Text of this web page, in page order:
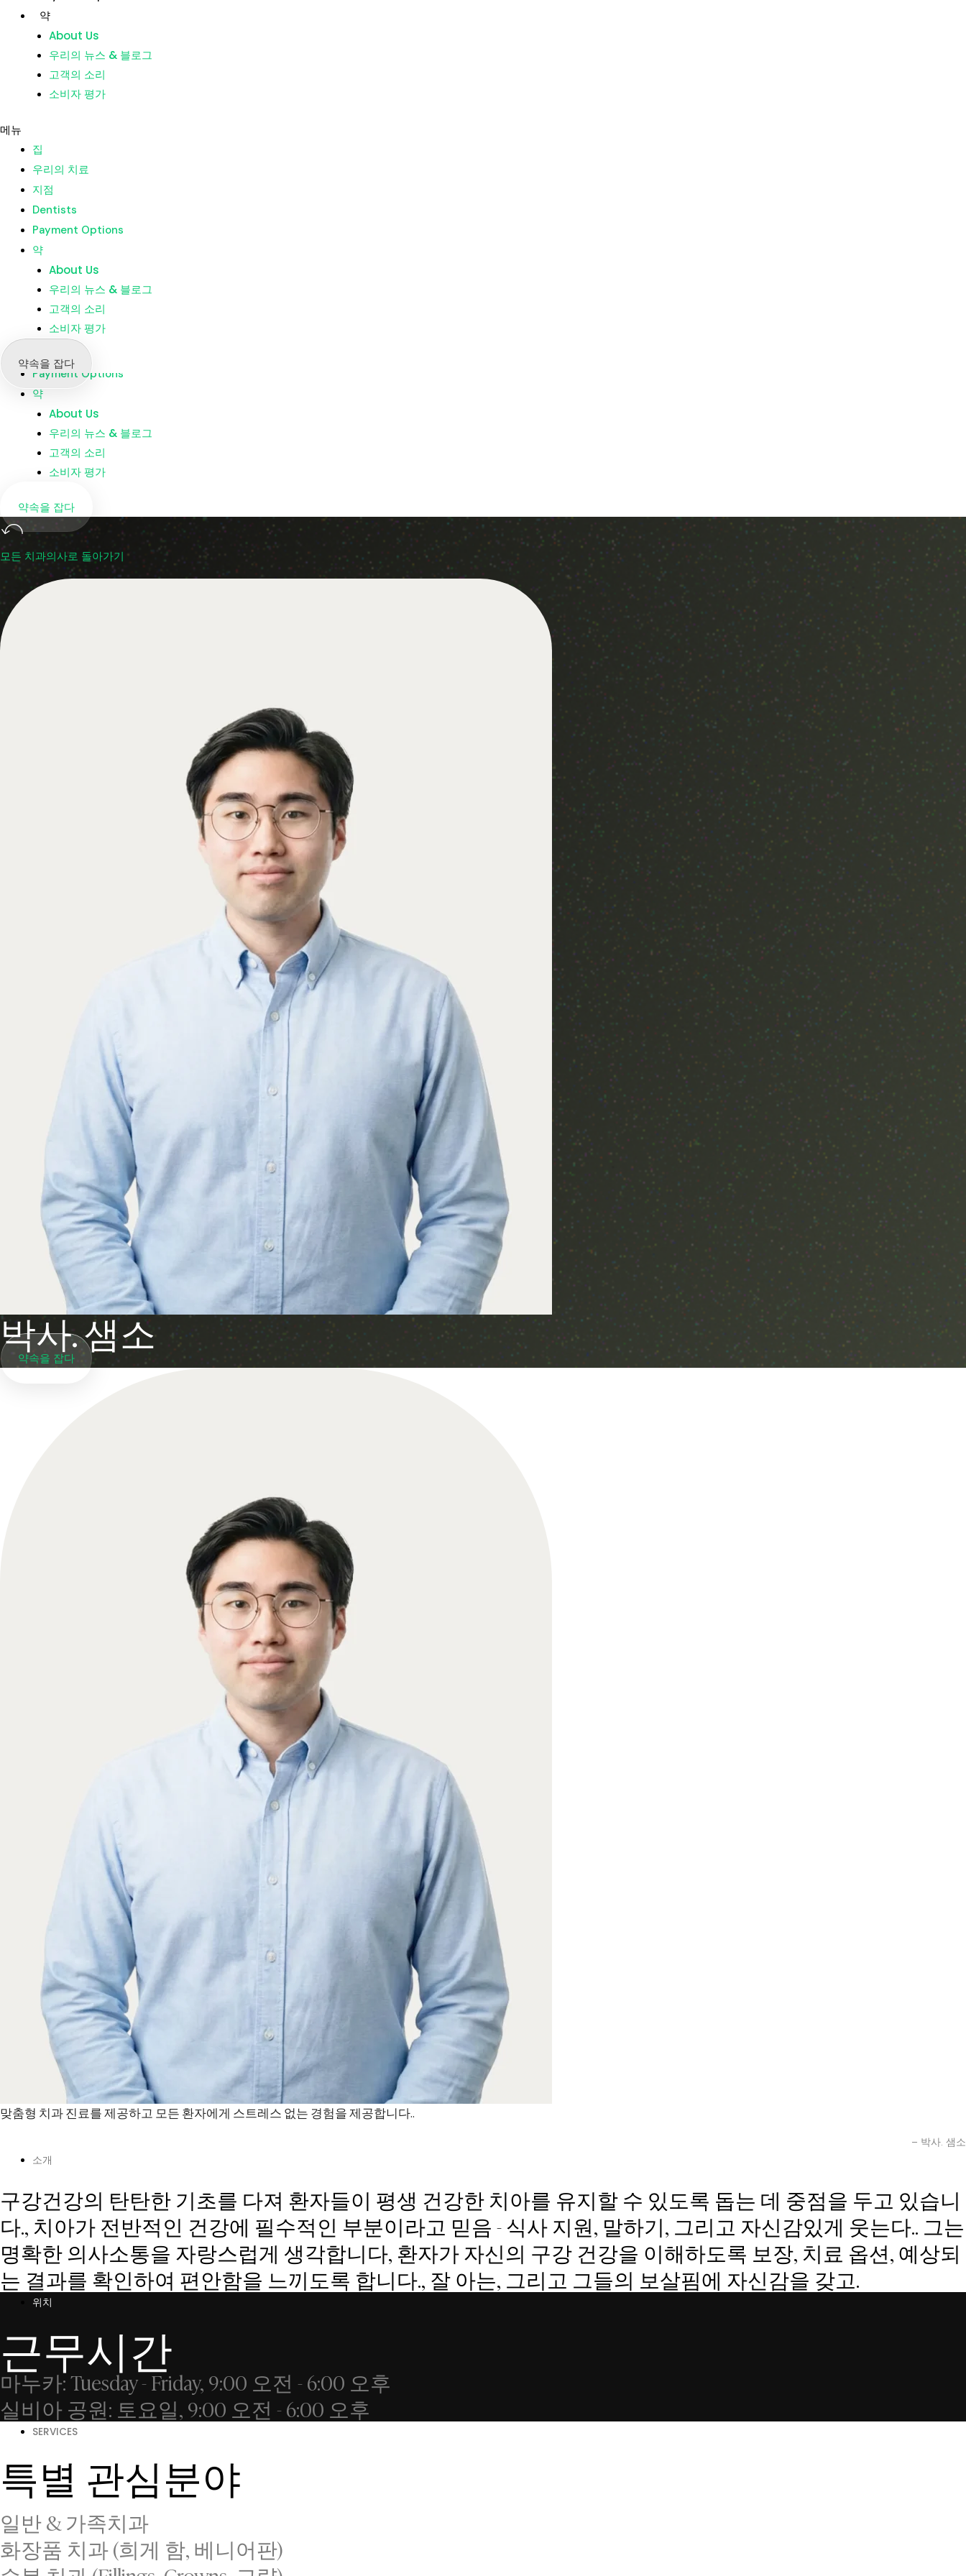
뛰
집
우리의 치료
지점
약
About Us
우리의 뉴스 & 블로그
고객의 소리
소비자 평가
집
우리의 치료
지점
Payment Options
약
About Us
우리의 뉴스 & 블로그
고객의 소리
소비자 평가
약속을 잡다
약
About Us
우리의 뉴스 & 블로그
고객의 소리
소비자 평가
메뉴
집
우리의 치료
지점
Dentists
Payment Options
약
About Us
우리의 뉴스 & 블로그
고객의 소리
소비자 평가
약속을 잡다
모든 치과의사로 돌아가기
박사. 샘소
약속을 잡다
맞춤형 치과 진료를 제공하고 모든 환자에게 스트레스 없는 경험을 제공합니다..
– 박사. 샘소
소개
구강건강의 탄탄한 기초를 다져 환자들이 평생 건강한 치아를 유지할 수 있도록 돕는 데 중점을 두고 있습니
다., 치아가 전반적인 건강에 필수적인 부분이라고 믿음 - 식사 지원, 말하기, 그리고 자신감있게 웃는다.. 그는
명확한 의사소통을 자랑스럽게 생각합니다, 환자가 자신의 구강 건강을 이해하도록 보장, 치료 옵션, 예상되
는 결과를 확인하여 편안함을 느끼도록 합니다., 잘 아는, 그리고 그들의 보살핌에 자신감을 갖고.
위치
근무시간
마누카: Tuesday - Friday, 9:00 오전 - 6:00 오후
실비아 공원: 토요일, 9:00 오전 - 6:00 오후
SERVICES
특별 관심분야
일반 & 가족치과
화장품 치과 (희게 함, 베니어판)